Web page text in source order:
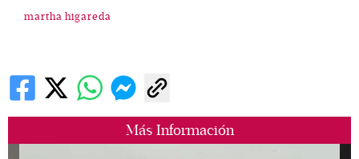
Más Información
martha higareda